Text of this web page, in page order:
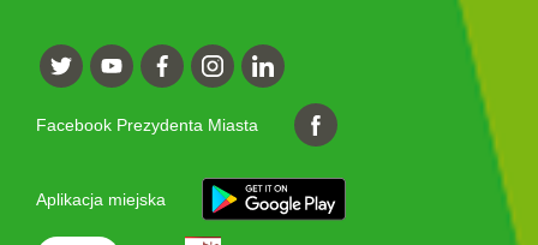
Facebook Prezydenta Miasta
Aplikacja miejska